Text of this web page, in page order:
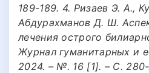
189-189. 4. Ризаев Э. А.,
Абдурахманов Д. Ш.
лечения острого
Журнал гуманитарных и
2024. – №. 16 [1]. – С.